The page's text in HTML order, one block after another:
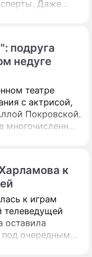
Даже
главы
подруга
недуге
театре
с актрисой,
Покровской.
многочисленные
Гоша
и другие.
на к
к играм
телеведущей
оставила
под очередным
Instagram.